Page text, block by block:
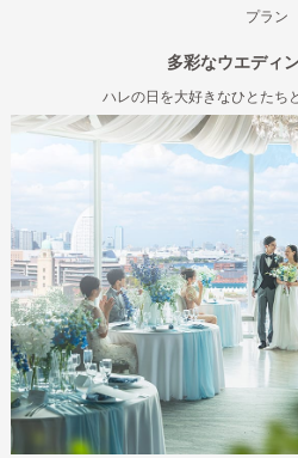
プラン
多彩なウエディ
ハレの日を大好きなひとたち